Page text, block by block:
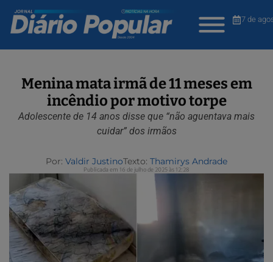
7 de
Menina mata irmã de 11 meses em
incêndio por motivo torpe
Adolescente de 14 anos disse que “não aguentava mais
cuidar” dos irmãos
Por: Valdir JustinoTexto: Thamirys Andrade
Publicada em 16 de julho de 2025 às 12:28